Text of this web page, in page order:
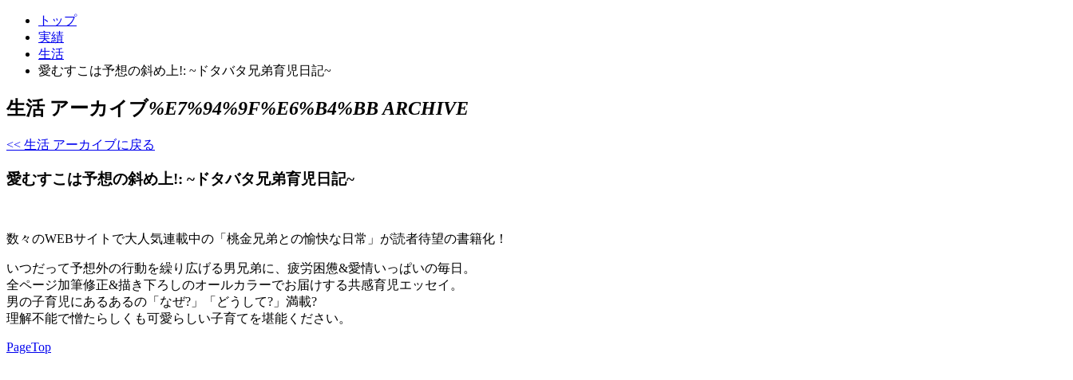
トップ
実績
生活
愛むすこは予想の斜め上!: ~ドタバタ兄弟育児日記~
生活 アーカイブ%E7%94%9F%E6%B4%BB ARCHIVE
<< 生活 アーカイブに戻る
愛むすこは予想の斜め上!: ~ドタバタ兄弟育児日記~
数々のWEBサイトで大人気連載中の「桃金兄弟との愉快な日常」が読者待望の書籍化！
いつだって予想外の行動を繰り広げる男兄弟に、疲労困憊&愛情いっぱいの毎日。
全ページ加筆修正&描き下ろしのオールカラーでお届けする共感育児エッセイ。
男の子育児にあるあるの「なぜ?」「どうして?」満載?
理解不能で憎たらしくも可愛らしい子育てを堪能ください。
PageTop